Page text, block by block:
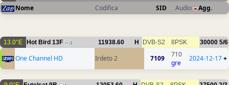
Nome Codifica SID Audio Agg.
13.0°E Hot Bird 13F 1 11938.60 H DVB-S2 8PSK 30000 5/6
One Channel HD Irdeto 2 7109
710
gre
2024-12-17+